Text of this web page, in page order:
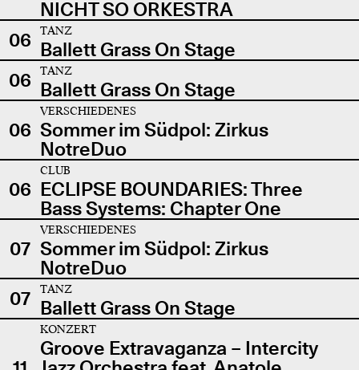
NICHT SO ORKESTRA
06
TANZ
Ballett Grass On Stage
06
TANZ
Ballett Grass On Stage
06
VERSCHIEDENES
Sommer im Südpol: Zirkus
NotreDuo
06
CLUB
ECLIPSE BOUNDARIES: Three
Bass Systems: Chapter One
07
VERSCHIEDENES
Sommer im Südpol: Zirkus
NotreDuo
07
TANZ
Ballett Grass On Stage
KONZERT
Groove Extravaganza – Intercity